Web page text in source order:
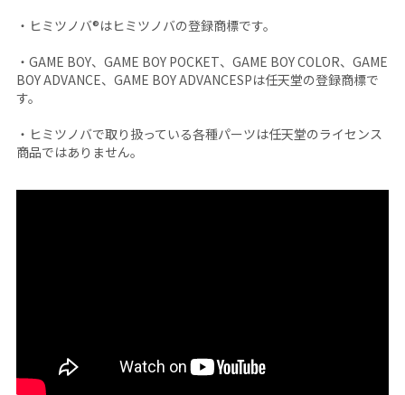
・ヒミツノバ®はヒミツノバの登録商標です。
・GAME BOY、GAME BOY POCKET、GAME BOY COLOR、GAME
BOY ADVANCE、GAME BOY ADVANCESPは任天堂の登録商標で
す。
・ヒミツノバで取り扱っている各種パーツは任天堂のライセンス
商品ではありません。